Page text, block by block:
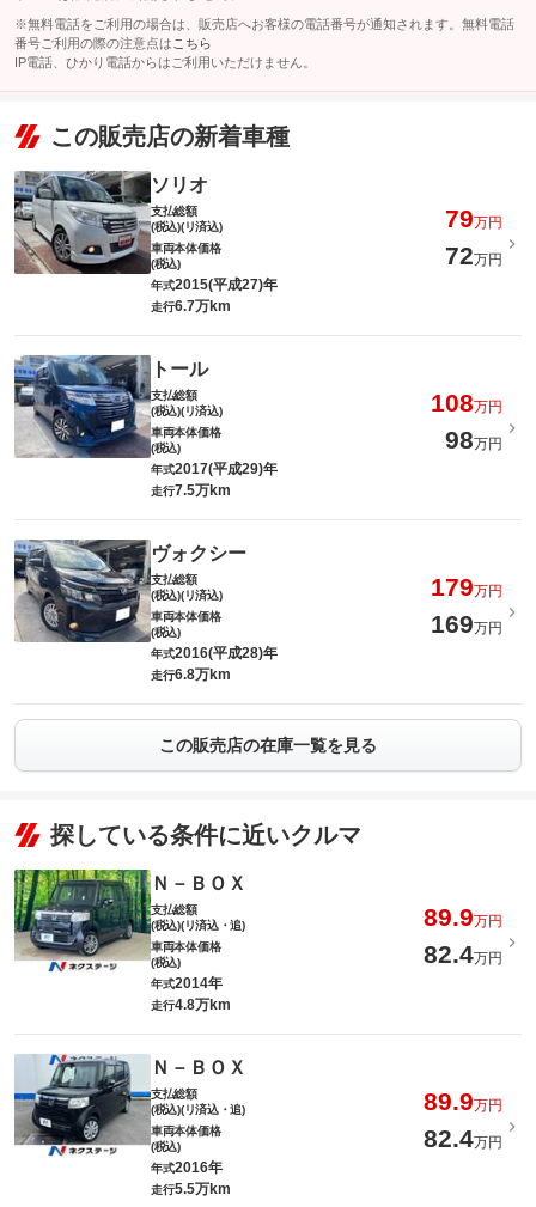
※無料電話をご利用の場合は、販売店へお客様の電話番号が通知されます。無料電話
番号ご利用の際の注意点は こちら
IP電話、ひかり電話からはご利用いただけません。
この販売店の新着車種
ソリオ
支払総額
(税込)(リ済込)
79万円
車両本体価格
(税込)
72万円
年式2015(平成27)年
走行6.7万km
トール
支払総額
(税込)(リ済込)
108万円
車両本体価格
(税込)
98万円
年式2017(平成29)年
走行7.5万km
ヴォクシー
支払総額
(税込)(リ済込)
179万円
車両本体価格
(税込)
169万円
年式2016(平成28)年
走行6.8万km
この販売店の在庫一覧を見る
探している条件に近いクルマ
Ｎ－ＢＯＸ
支払総額
(税込)(リ済込・追)
89.9万円
車両本体価格
(税込)
82.4万円
年式2014年
走行4.8万km
Ｎ－ＢＯＸ
支払総額
(税込)(リ済込・追)
89.9万円
車両本体価格
(税込)
82.4万円
年式2016年
走行5.5万km